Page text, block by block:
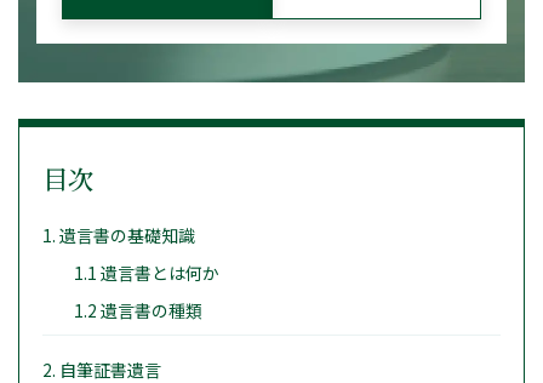
目次
1. 遺言書の基礎知識
1.1 遺言書とは何か
1.2 遺言書の種類
2. 自筆証書遺言